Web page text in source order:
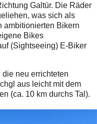
Galtür. Die Räder
was sich als
ambitionierten Bikern
Bikes
(Sightseeing) E-Biker
neu errichteten
aus leicht mit dem
(ca. 10 km durchs Tal).